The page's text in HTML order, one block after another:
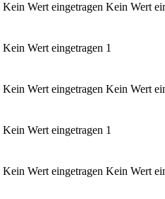
Kein Wert eingetragen Kein Wert
Kein Wert eingetragen 1
Kein Wert eingetragen Kein Wert
Kein Wert eingetragen 1
Kein Wert eingetragen Kein Wert